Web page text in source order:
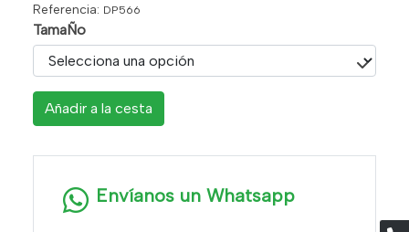
Referencia: DP566
TamaÑo
Añadir a la cesta
Envíanos un Whatsapp